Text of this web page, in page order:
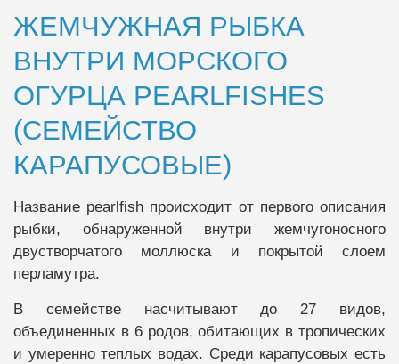
ЖЕМЧУЖНАЯ РЫБКА
ВНУТРИ МОРСКОГО
ОГУРЦА PEARLFISHES
(СЕМЕЙСТВО
КАРАПУСОВЫЕ)
Название pearlfish происходит от первого описания
рыбки, обнаруженной внутри жемчугоносного
двустворчатого моллюска и покрытой слоем
перламутра.
В семействе насчитывают до 27 видов,
объединенных в 6 родов, обитающих в тропических
и умеренно теплых водах. Среди карапусовых есть